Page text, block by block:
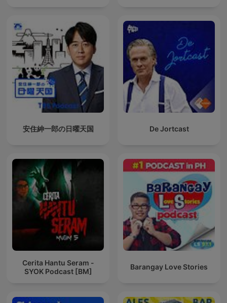
安住紳一郎の日曜天国 De Jortcast
Cerita Hantu Seram -
SYOK Podcast [BM]
Barangay Love Stories